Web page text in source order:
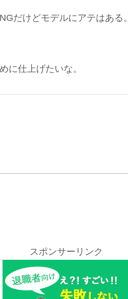
だけどモデルにアテはある。
に仕上げたいな。
スポンサーリンク